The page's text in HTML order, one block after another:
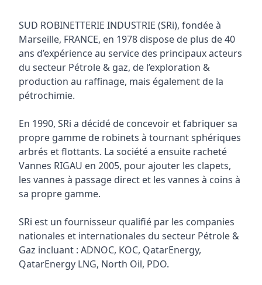
SUD ROBINETTERIE INDUSTRIE (SRi), fondée à
Marseille, FRANCE, en 1978 dispose de plus de 40
ans d’expérience au service des principaux acteurs
du secteur Pétrole & gaz, de l’exploration &
production au raffinage, mais également de la
pétrochimie.
En 1990, SRi a décidé de concevoir et fabriquer sa
propre gamme de robinets à tournant sphériques
arbrés et flottants. La société a ensuite racheté
Vannes RIGAU en 2005, pour ajouter les clapets,
les vannes à passage direct et les vannes à coins à
sa propre gamme.
SRi est un fournisseur qualifié par les companies
nationales et internationales du secteur Pétrole &
Gaz incluant : ADNOC, KOC, QatarEnergy,
QatarEnergy LNG, North Oil, PDO.